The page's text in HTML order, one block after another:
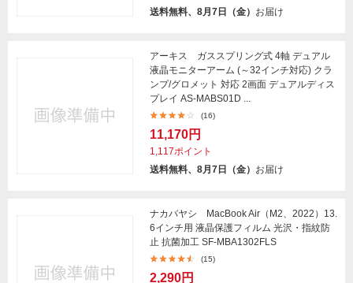
送料無料、8月7日（金） お届け
アーキス ガススプリング式 4軸 デュアル
液晶モニターアーム (～32インチ対応) クラ
ンプ/グロメット 対応 2画面 デュアルディス
プレイ AS-MABS01D ...
(16)
11,170円
1,117ポイント
送料無料、8月7日（金） お届け
ナカバヤシ MacBook Air（M2、2022）13.
6インチ用 液晶保護フィルム 光沢・指紋防
止 抗菌加工 SF-MBA1302FLS
(15)
2,290円